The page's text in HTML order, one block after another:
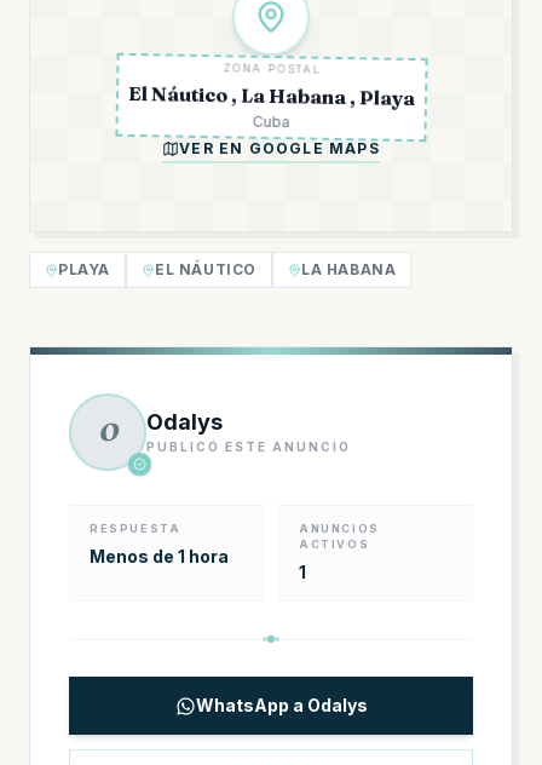
ZONA POSTAL
El Náutico , La Habana , Playa
Cuba
VER EN GOOGLE MAPS
PLAYA EL NÁUTICO LA HABANA
O Odalys
PUBLICÓ ESTE ANUNCIO
RESPUESTA
Menos de 1 hora
ANUNCIOS
ACTIVOS
1
WhatsApp a Odalys